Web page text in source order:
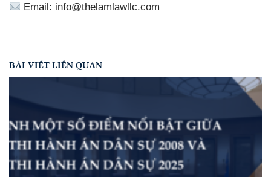
Email: info@thelamlawllc.com
BÀI VIẾT LIÊN QUAN